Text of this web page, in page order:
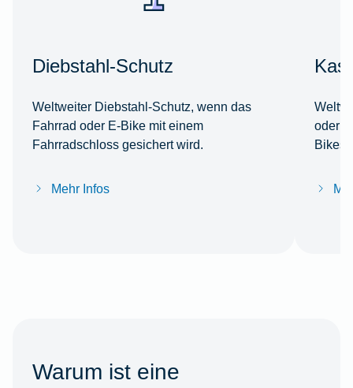
Diebstahl-Schutz
Weltweiter Diebstahl-Schutz, wenn das
Fahrrad oder E-Bike mit einem
Fahrradschloss gesichert wird.
Mehr Infos
oder
Bikes
Warum ist eine